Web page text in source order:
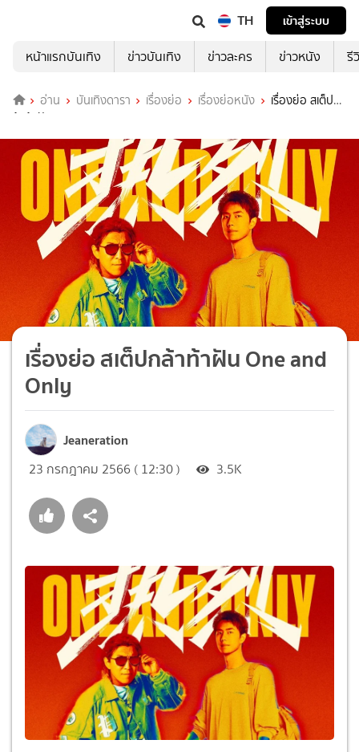
TH
เข้าสู่ระบบ
หน้าแรกบันเทิง
ข่าวบันเทิง ข่าวละคร ข่าวหนัง รี
อ่าน บันเทิงดารา เรื่องย่อ เรื่องย่อหนัง
เรื่องย่อ สเต็ปก
ล้าท้าฝัน One and Only
เรื่องย่อ สเต็ปกล้าท้าฝัน One and
Only
Jeaneration
23 กรกฎาคม 2566 ( 12:30 ) 3.5K